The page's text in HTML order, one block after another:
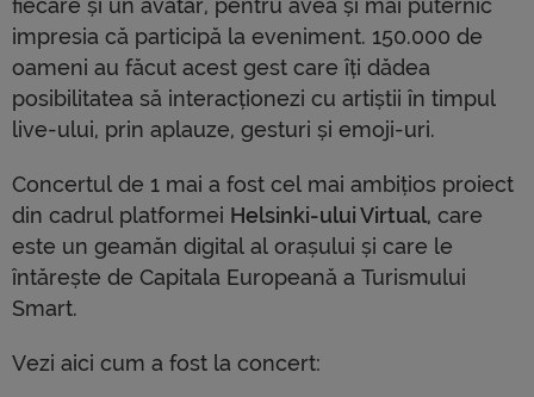
fiecare și un avatar, pentru avea și mai puternic
impresia că participă la eveniment. 150.000 de
oameni au făcut acest gest care îți dădea
posibilitatea să interacționezi cu artiștii în timpul
live-ului, prin aplauze, gesturi și emoji-uri.
Concertul de 1 mai a fost cel mai ambițios proiect
din cadrul platformei Helsinki-ului Virtual, care
este un geamăn digital al orașului și care le
întărește de Capitala Europeană a Turismului
Smart.
Vezi aici cum a fost la concert: